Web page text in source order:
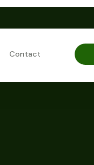
Contact